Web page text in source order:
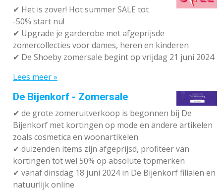
✔ Het is zover! Hot summer SALE tot
-50% start nu!
✔ Upgrade je garderobe met afgeprijsde
zomercollecties voor dames, heren en kinderen
✔ De Shoeby zomersale begint op vrijdag 21 juni 2024
Lees meer »
De Bijenkorf - Zomersale
✔ de grote zomeruitverkoop is begonnen bij De
Bijenkorf met kortingen op mode en andere artikelen
zoals cosmetica en woonartikelen
✔ duizenden items zijn afgeprijsd, profiteer van
kortingen tot wel 50% op absolute topmerken
✔ vanaf dinsdag 18 juni 2024 in De Bijenkorf filialen en
natuurlijk online